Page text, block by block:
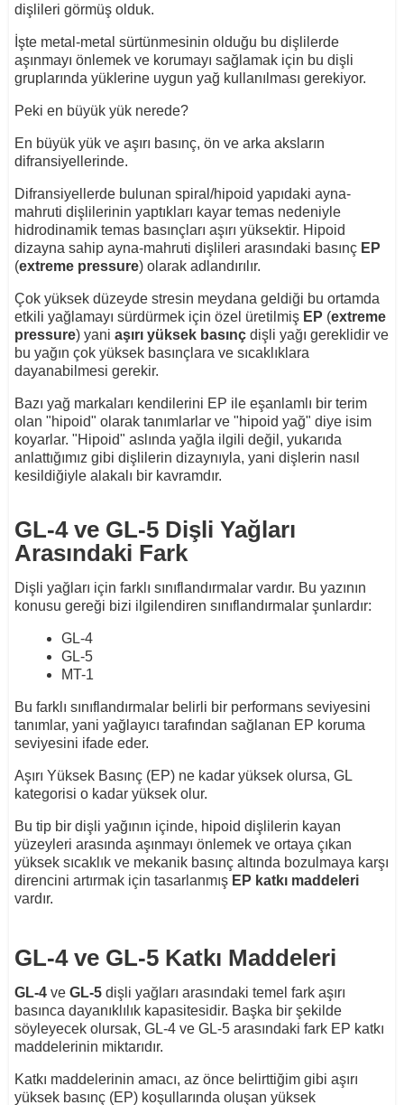
dişlileri görmüş olduk.
İşte metal-metal sürtünmesinin olduğu bu dişlilerde
aşınmayı önlemek ve korumayı sağlamak için bu dişli
gruplarında yüklerine uygun yağ kullanılması gerekiyor.
Peki en büyük yük nerede?
En büyük yük ve aşırı basınç, ön ve arka aksların
difransiyellerinde.
Difransiyellerde bulunan spiral/hipoid yapıdaki ayna-
mahruti dişlilerinin yaptıkları kayar temas nedeniyle
hidrodinamik temas basınçları aşırı yüksektir. Hipoid
dizayna sahip ayna-mahruti dişlileri arasındaki basınç EP
(extreme pressure) olarak adlandırılır.
Çok yüksek düzeyde stresin meydana geldiği bu ortamda
etkili yağlamayı sürdürmek için özel üretilmiş EP (extreme
pressure) yani aşırı yüksek basınçdişli yağı gereklidir ve
bu yağın çok yüksek basınçlara ve sıcaklıklara
dayanabilmesi gerekir.
Bazı yağ markaları kendilerini EP ile eşanlamlı bir terim
olan "hipoid" olarak tanımlarlar ve "hipoid yağ" diye isim
koyarlar. "Hipoid" aslında yağla ilgili değil, yukarıda
anlattığımız gibi dişlilerin dizaynıyla, yani dişlerin nasıl
kesildiğiyle alakalı bir kavramdır.
GL-4 ve GL-5 Dişli Yağları
Arasındaki Fark
Dişli yağları için farklı sınıflandırmalar vardır. Bu yazının
konusu gereği bizi ilgilendiren sınıflandırmalar şunlardır:
GL-4
GL-5
MT-1
Bu farklı sınıflandırmalar belirli bir performans seviyesini
tanımlar, yani yağlayıcı tarafından sağlanan EP koruma
seviyesini ifade eder.
Aşırı Yüksek Basınç (EP) ne kadar yüksek olursa, GL
kategorisi o kadar yüksek olur.
Bu tip bir dişli yağının içinde, hipoid dişlilerin kayan
yüzeyleri arasında aşınmayı önlemek ve ortaya çıkan
yüksek sıcaklık ve mekanik basınç altında bozulmaya karşı
direncini artırmak için tasarlanmış EP katkı maddeleri
vardır.
GL-4 ve GL-5 Katkı Maddeleri
GL-4ve GL-5dişli yağları arasındaki temel fark aşırı
basınca dayanıklılık kapasitesidir. Başka bir şekilde
söyleyecek olursak, GL-4 ve GL-5 arasındaki fark EP katkı
maddelerinin miktarıdır.
Katkı maddelerinin amacı, az önce belirttiğim gibi aşırı
yüksek basınç (EP) koşullarında oluşan yüksek